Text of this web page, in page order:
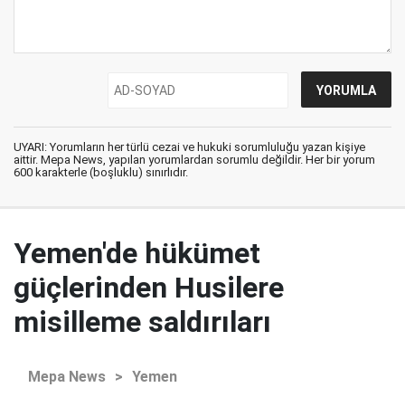
UYARI: Yorumların her türlü cezai ve hukuki sorumluluğu yazan kişiye
aittir. Mepa News, yapılan yorumlardan sorumlu değildir. Her bir yorum
600 karakterle (boşluklu) sınırlıdır.
Yemen'de hükümet
güçlerinden Husilere
misilleme saldırıları
Mepa News > Yemen